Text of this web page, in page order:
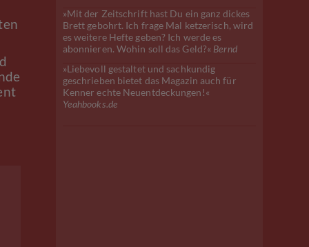
»Mit der Zeitschrift hast Du ein ganz dickes
Brett gebohrt. Ich frage Mal ketzerisch, wird
es weitere Hefte geben? Ich werde es
abonnieren. Wohin soll das Geld?« Bernd
»Liebevoll gestaltet und sachkundig
geschrieben bietet das Magazin auch für
Kenner echte Neuentdeckungen!«
Yeahbooks.de